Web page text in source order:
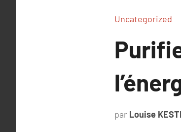
Uncategorized
par Louise